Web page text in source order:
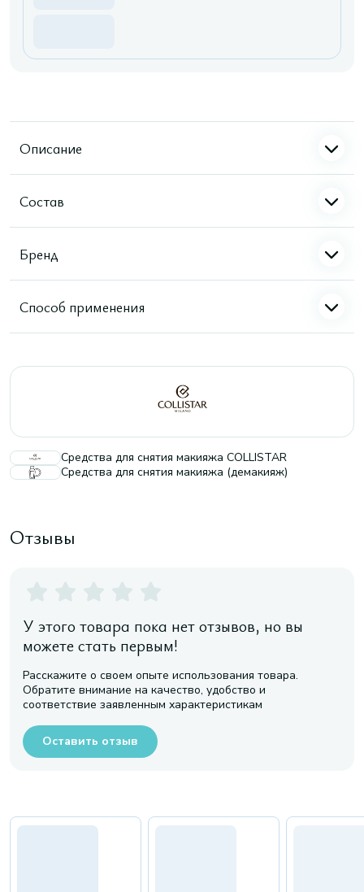
Описание
Состав
Бренд
Способ применения
Средства для снятия макияжа COLLISTAR
Средства для снятия макияжа (демакияж)
Отзывы
У этого товара пока нет отзывов, но вы
можете стать первым!
Расскажите о своем опыте использования товара.
Обратите внимание на качество, удобство и
соответствие заявленным характеристикам
Оставить отзыв